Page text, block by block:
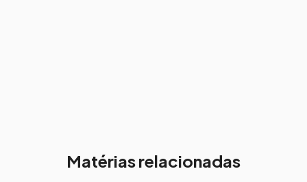
Matérias relacionadas